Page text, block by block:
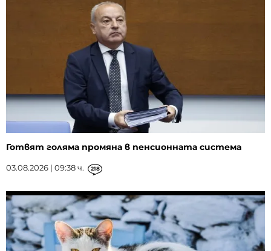
Готвят голяма промяна в пенсионната система
03.08.2026 | 09:38 ч. 218